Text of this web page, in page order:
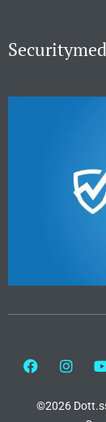
Securitymed
©2026